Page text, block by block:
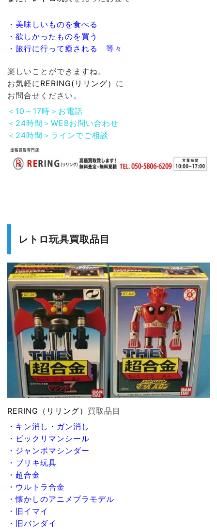
・美味しいものを食べる
・欲しかったものを買う
・旅行に行って癒される 等々
楽しいことができますね。
お気軽にRERING(リリング） に
お問合せください。
＜10～17時＞お電話
＜24時間＞WEBお問い合わせ
＜24時間＞ラインでご相談
レトロ玩具買取品目
RERING（リリング） 買取品目
・キン消し・ガン消し
・ビックリマンシール
・ジャンボマシンダー
・ブリキ玩具
・超合金
・ウルトラ合金
・懐かしのアニメプラモデル
・旧イマイ
・旧バンダイ